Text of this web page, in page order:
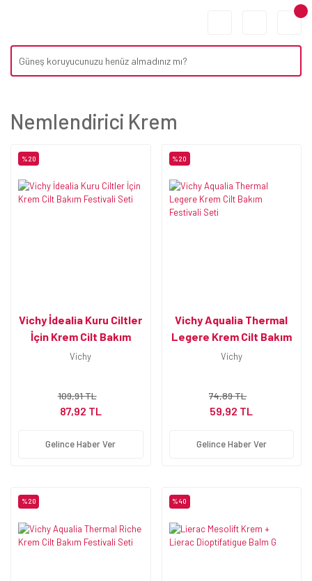
Nemlendirici Krem
%20
Vichy İdealia Kuru Ciltler
İçin Krem Cilt Bakım
Festivali Seti
Vichy
109,91 TL
87,92 TL
Gelince Haber Ver
%20
Vichy Aqualia Thermal
Legere Krem Cilt Bakım
Festivali Seti
Vichy
74,89 TL
59,92 TL
Gelince Haber Ver
%20 %40